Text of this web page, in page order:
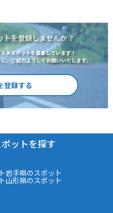
トを登録しませんか？
メスポットを募集しています！
、ご協力よろしくお願いいたします。
登録する
ットを探す
岩手県のスポット
山形県のスポット